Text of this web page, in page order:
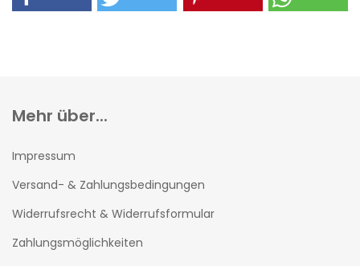
Mehr über...
Impressum
Versand- & Zahlungsbedingungen
Widerrufsrecht & Widerrufsformular
Zahlungsmöglichkeiten